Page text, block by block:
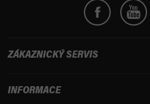
ZÁKAZNICKÝ SERVIS
INFORMACE